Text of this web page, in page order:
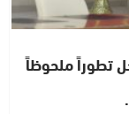
تطوراً ملحوظاً